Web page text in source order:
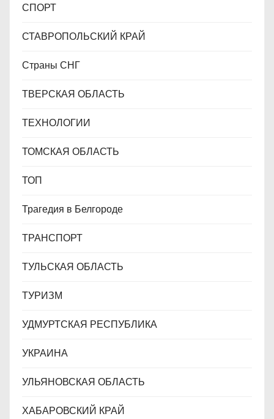
СПОРТ
СТАВРОПОЛЬСКИЙ КРАЙ
Страны СНГ
ТВЕРСКАЯ ОБЛАСТЬ
ТЕХНОЛОГИИ
ТОМСКАЯ ОБЛАСТЬ
ТОП
Трагедия в Белгороде
ТРАНСПОРТ
ТУЛЬСКАЯ ОБЛАСТЬ
ТУРИЗМ
УДМУРТСКАЯ РЕСПУБЛИКА
УКРАИНА
УЛЬЯНОВСКАЯ ОБЛАСТЬ
ХАБАРОВСКИЙ КРАЙ